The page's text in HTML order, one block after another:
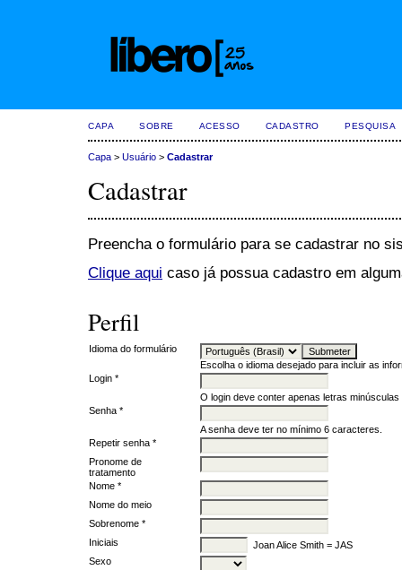
CAPA SOBRE ACESSO CADASTRO PESQUISA
Capa > Usuário > Cadastrar
Cadastrar
Preencha o formulário para se cadastrar no
Clique aqui caso já possua cadastro em
Perfil
Idioma do formulário
Escolha o idioma desejado para incluir as
Login *
O login deve conter apenas letras
Senha *
A senha deve ter no mínimo 6 caracteres.
Repetir senha *
Pronome de
tratamento
Nome *
Nome do meio
Sobrenome *
Iniciais
Joan Alice Smith = JAS
Sexo